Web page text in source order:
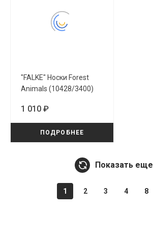
"FALKE" Носки Forest
Animals (10428/3400)
1 010 ₽
ПОДРОБНЕЕ
Показать еще
1 2 3 4 8